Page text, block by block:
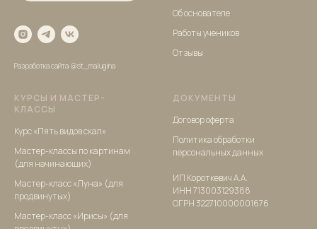
Разработка сайта @st_malugina
Об основателе
Работы учеников
Отзывы
КУРСЫ И МАСТЕР-
КЛАССЫ
Курс «Пять видов скал»
Мастер-классы по картинам
(для начинающих)
Мастер-класс «Луна» (для
продвинутых)
Мастер-класс «Ирисы» (для
ДОКУМЕНТЫ
Договор оферта
Политика обработки
персональных данных
ИП Короткевич А.А.
ИНН 713003129388
ОГРН 322710000001676